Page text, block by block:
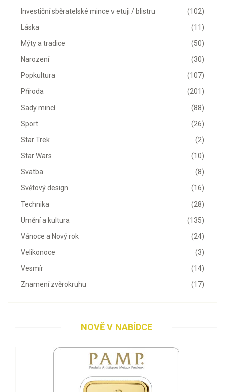
(102)
Investiční sběratelské mince v etuji / blistru
(11)
Láska
(50)
Mýty a tradice
(30)
Narození
(107)
Popkultura
(201)
Příroda
(88)
Sady mincí
(26)
Sport
(2)
Star Trek
(10)
Star Wars
(8)
Svatba
(16)
Světový design
(28)
Technika
(135)
Umění a kultura
(24)
Vánoce a Nový rok
(3)
Velikonoce
(14)
Vesmír
(17)
Znamení zvěrokruhu
NOVĚ V NABÍDCE